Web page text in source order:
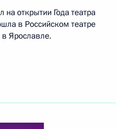
открытии Года театра
в Российском театре
Ярославле.